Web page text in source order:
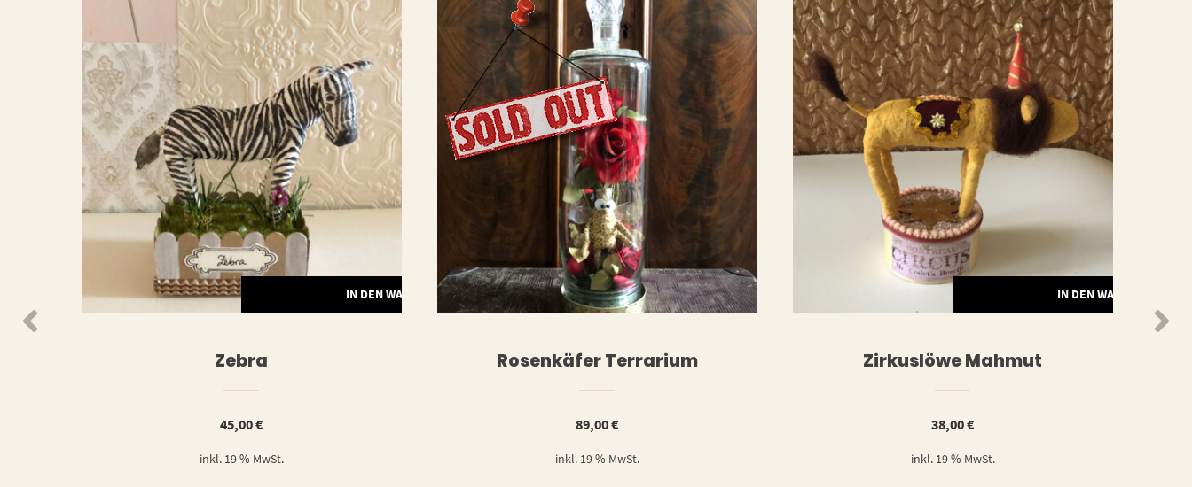
DEN WARENKORB IN DEN WARENKORB
Zebra
45,00€
inkl. 19 % MwSt.
WEITERLESEN
Rosenkäfer Terrarium
89,00€
inkl. 19 % MwSt.
IN DEN WARENKORB
Zirkuslöwe Mahmut
38,00€
inkl. 19 % MwSt.